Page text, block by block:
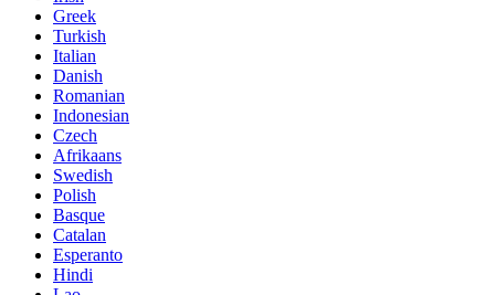
Greek
Turkish
Italian
Danish
Romanian
Indonesian
Czech
Afrikaans
Swedish
Polish
Basque
Catalan
Esperanto
Hindi